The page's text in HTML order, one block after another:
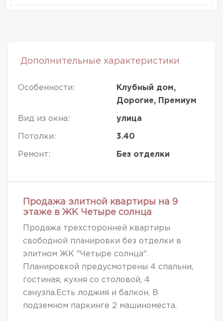
Дополнительные характеристики
Особенности:
Клубный дом,
Дорогие, Премиум
Вид из окна: улица
Потолки: 3.40
Ремонт: Без отделки
Продажа элитной квартиры на 9
этаже в ЖК Четыре солнца
Продажа трехсторонней квартиры
свободной планировки без отделки в
элитном ЖК "Четыре солнца".
Планировкой предусмотрены 4 спальни,
гостиная, кухня со столовой, 4
санузла.Есть лоджия и балкон. В
подземном паркинге 2 машиноместа.